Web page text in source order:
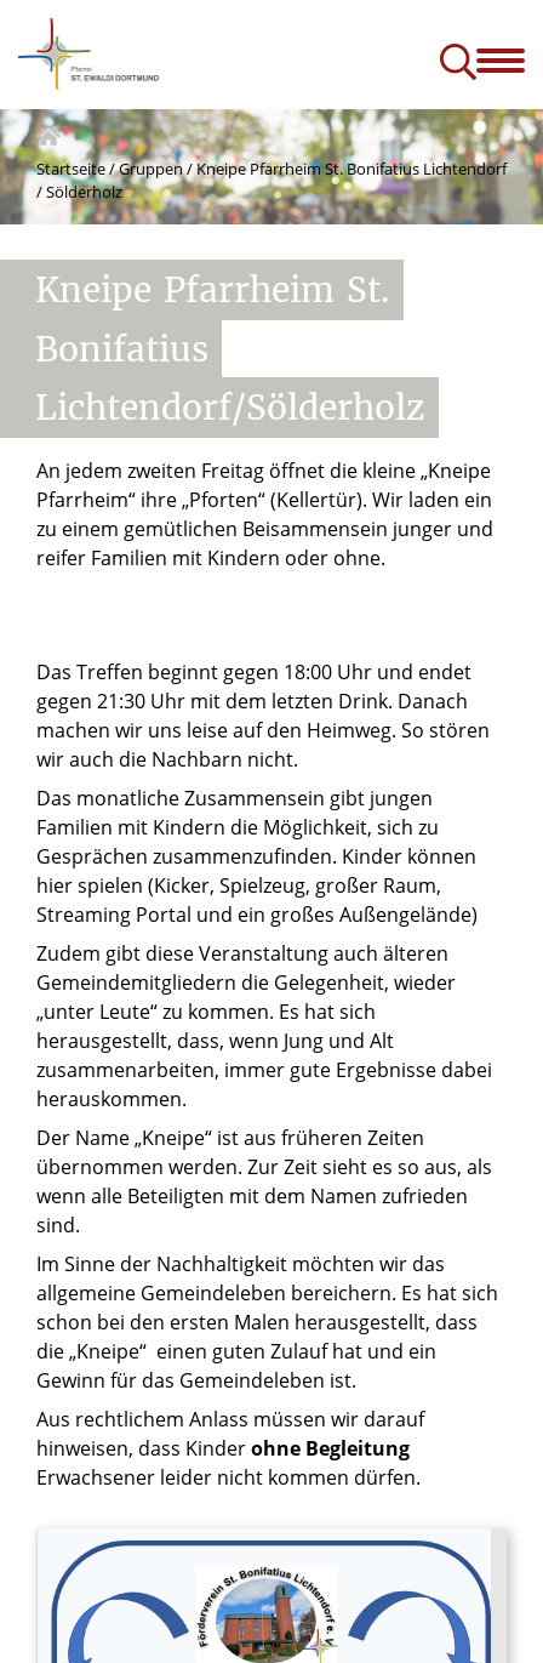
Startseite/Gruppen/Kneipe Pfarrheim St. Bonifatius Lichtendorf
/ Sölderholz
Kneipe Pfarrheim St.
Bonifatius
Lichtendorf/Sölderholz
An jedem zweiten Freitag öffnet die kleine „Kneipe
Pfarrheim“ ihre „Pforten“ (Kellertür). Wir laden ein
zu einem gemütlichen Beisammensein junger und
reifer Familien mit Kindern oder ohne.
Das Treffen beginnt gegen 18:00 Uhr und endet
gegen 21:30 Uhr mit dem letzten Drink. Danach
machen wir uns leise auf den Heimweg. So stören
wir auch die Nachbarn nicht.
Das monatliche Zusammensein gibt jungen
Familien mit Kindern die Möglichkeit, sich zu
Gesprächen zusammenzufinden. Kinder können
hier spielen (Kicker, Spielzeug, großer Raum,
Streaming Portal und ein großes Außengelände)
Zudem gibt diese Veranstaltung auch älteren
Gemeindemitgliedern die Gelegenheit, wieder
„unter Leute“ zu kommen. Es hat sich
herausgestellt, dass, wenn Jung und Alt
zusammenarbeiten, immer gute Ergebnisse dabei
herauskommen.
Der Name „Kneipe“ ist aus früheren Zeiten
übernommen werden. Zur Zeit sieht es so aus, als
wenn alle Beteiligten mit dem Namen zufrieden
sind.
Im Sinne der Nachhaltigkeit möchten wir das
allgemeine Gemeindeleben bereichern. Es hat sich
schon bei den ersten Malen herausgestellt, dass
die „Kneipe“ einen guten Zulauf hat und ein
Gewinn für das Gemeindeleben ist.
Aus rechtlichem Anlass müssen wir darauf
hinweisen, dass Kinderohne Begleitung
Erwachsener leider nicht kommen dürfen.